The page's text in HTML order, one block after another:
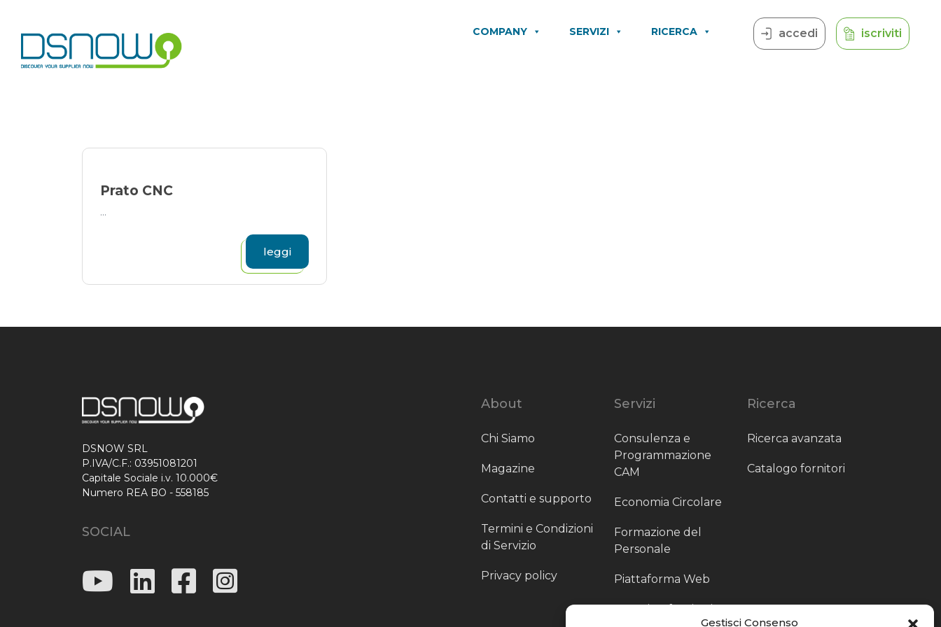
Gestisci Consenso
content
COMPANY SERVIZI RICERCA accedi iscriviti
Prato CNC
...
leggi
DSNOW SRL
P.IVA/C.F.: 03951081201
Capitale Sociale i.v. 10.000€
Numero REA BO - 558185
SOCIAL
About
Chi Siamo
Magazine
Contatti e supporto
Termini e Condizioni
di Servizio
Privacy policy
Servizi
Consulenza e
Programmazione
CAM
Economia Circolare
Formazione del
Personale
Piattaforma Web
Scouting fornitori
Ricerca
Ricerca avanzata
Catalogo fornitori